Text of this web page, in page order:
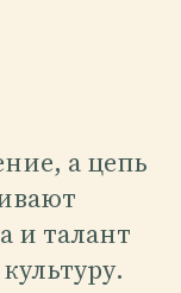
а цепь
и талант